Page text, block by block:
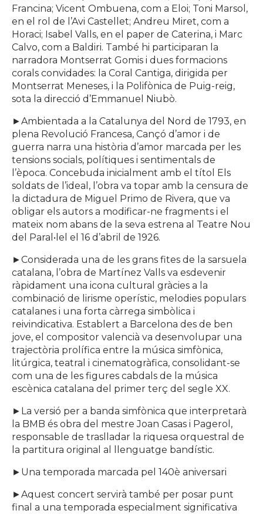
Francina; Vicent Ombuena, com a Eloi; Toni Marsol,
en el rol de l’Avi Castellet; Andreu Miret, com a
Horaci; Isabel Valls, en el paper de Caterina, i Marc
Calvo, com a Baldiri. També hi participaran la
narradora Montserrat Gomis i dues formacions
corals convidades: la Coral Cantiga, dirigida per
Montserrat Meneses, i la Polifònica de Puig-reig,
sota la direcció d’Emmanuel Niubò.
►Ambientada a la Catalunya del Nord de 1793, en
plena Revolució Francesa, Cançó d’amor i de
guerra narra una història d’amor marcada per les
tensions socials, polítiques i sentimentals de
l’època. Concebuda inicialment amb el títol Els
soldats de l’ideal, l’obra va topar amb la censura de
la dictadura de Miguel Primo de Rivera, que va
obligar els autors a modificar-ne fragments i el
mateix nom abans de la seva estrena al Teatre Nou
del Paral•lel el 16 d’abril de 1926.
►Considerada una de les grans fites de la sarsuela
catalana, l’obra de Martínez Valls va esdevenir
ràpidament una icona cultural gràcies a la
combinació de lirisme operístic, melodies populars
catalanes i una forta càrrega simbòlica i
reivindicativa. Establert a Barcelona des de ben
jove, el compositor valencià va desenvolupar una
trajectòria prolífica entre la música simfònica,
litúrgica, teatral i cinematogràfica, consolidant-se
com una de les figures cabdals de la música
escènica catalana del primer terç del segle XX.
►La versió per a banda simfònica que interpretarà
la BMB és obra del mestre Joan Casas i Pagerol,
responsable de traslladar la riquesa orquestral de
la partitura original al llenguatge bandístic.
►Una temporada marcada pel 140è aniversari
►Aquest concert servirà també per posar punt
final a una temporada especialment significativa